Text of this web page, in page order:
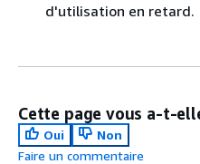
d'utilisation en retard.
Cette page vous a-t-
Oui
Non
Faire un commentaire